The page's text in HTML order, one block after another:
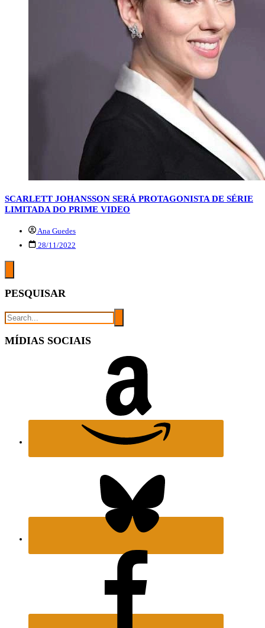
SCARLETT JOHANSSON SERÁ PROTAGONISTA DE SÉRIE
LIMITADA DO PRIME VIDEO
Ana Guedes
28/11/2022
PESQUISAR
MÍDIAS SOCIAIS